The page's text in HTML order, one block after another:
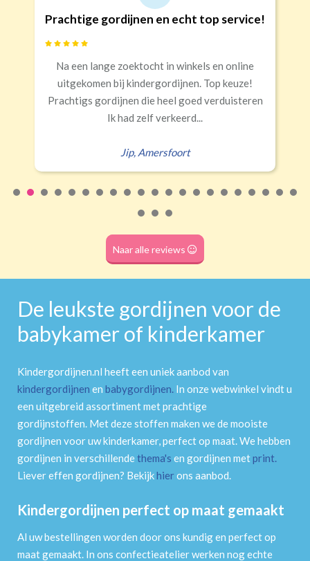
(wave plooi)
Roede
(tunnel)
(dubbele tunnel)
Half verduisterend Volledige verduisterend
€34,95 per stuk
service! Goede kwaliteit en service!
Snelle levering, alles netjes
Erald,Zeist
Naar alle reviews
De leukste gordijnen voor de
babykamer of kinderkamer
Kindergordijnen.nl heeft een uniek aanbod van
kindergordijnen en babygordijnen. In onze webwinkel vindt u
een uitgebreid assortiment met prachtige
gordijnstoffen. Met deze stoffen maken we de mooiste
gordijnen voor uw kinderkamer, perfect op maat. We hebben
gordijnen in verschillendethema's en gordijnen metprint.
Liever effen gordijnen? Bekijkhierons aanbod.
Kindergordijnen perfect op maat gemaakt
Al uw bestellingen worden door ons kundig en perfect op
maat gemaakt. In ons confectieatelier werken nog echte